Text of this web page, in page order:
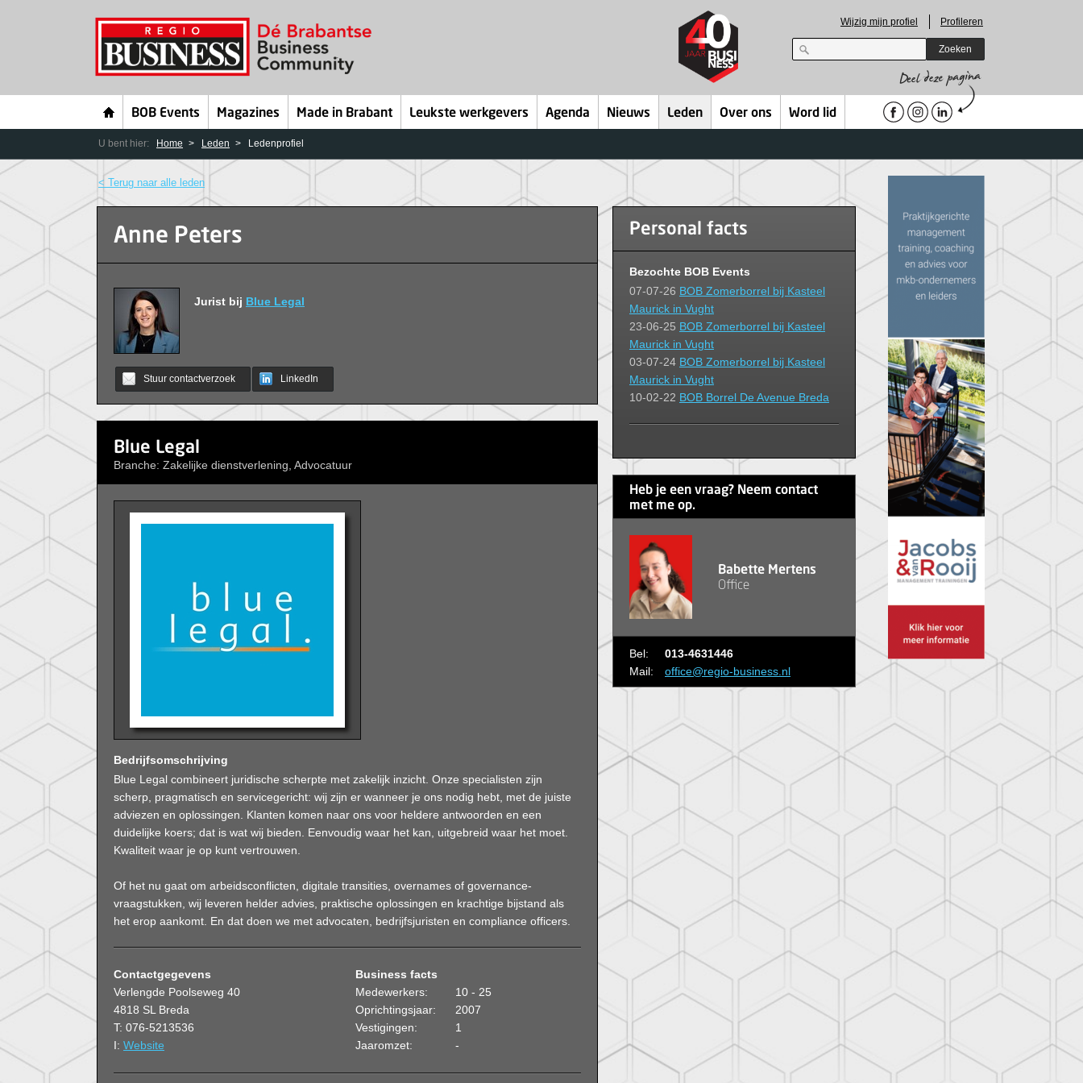
Wijzig mijn profiel Profileren
Zoeken
BOB Events Magazines Made in Brabant Leukste werkgevers Agenda Nieuws Leden Over ons Word lid
U bent hier: Home Leden Ledenprofiel
< Terug naar alle leden
Anne Peters
Jurist bij Blue Legal
Stuur contactverzoek LinkedIn
Blue Legal
Branche: Zakelijke dienstverlening, Advocatuur
Bedrijfsomschrijving
Blue Legal combineert juridische scherpte met zakelijk inzicht. Onze specialisten zijn
scherp, pragmatisch en servicegericht: wij zijn er wanneer je ons nodig hebt, met de juiste
adviezen en oplossingen. Klanten komen naar ons voor heldere antwoorden en een
duidelijke koers; dat is wat wij bieden. Eenvoudig waar het kan, uitgebreid waar het moet.
Kwaliteit waar je op kunt vertrouwen.
Of het nu gaat om arbeidsconflicten, digitale transities, overnames of governance-
vraagstukken, wij leveren helder advies, praktische oplossingen en krachtige bijstand als
het erop aankomt. En dat doen we met advocaten, bedrijfsjuristen en compliance officers.
Contactgegevens
Verlengde Poolseweg 40
4818 SL Breda
T: 076-5213536
I: Website
Business facts
Medewerkers:
10 - 25
Oprichtingsjaar:
2007
Vestigingen:
1
Jaaromzet:
-
Personal facts
Bezochte BOB Events
07-07-26 BOB Zomerborrel bij Kasteel
Maurick in Vught
23-06-25 BOB Zomerborrel bij Kasteel
Maurick in Vught
03-07-24 BOB Zomerborrel bij Kasteel
Maurick in Vught
10-02-22 BOB Borrel De Avenue Breda
Heb je een vraag? Neem contact
met me op.
Babette Mertens
Office
Bel:
013-4631446
Mail:
office@regio-business.nl